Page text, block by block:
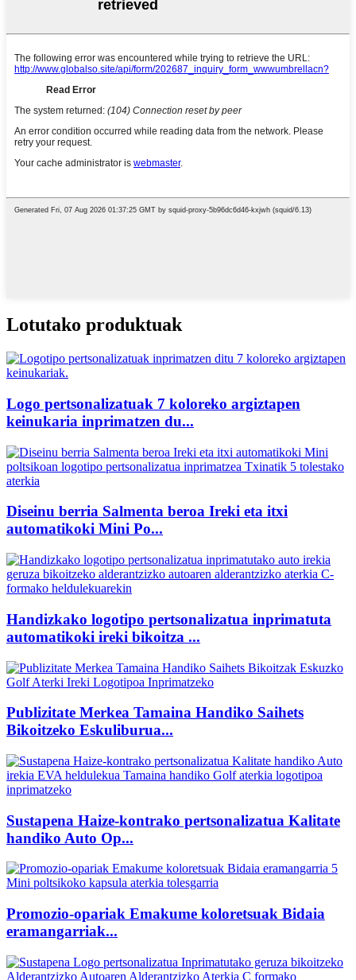
Lotutako produktuak
Logo pertsonalizatuak 7 koloreko argiztapen
keinukaria inprimatzen du...
Diseinu berria Salmenta beroa Ireki eta itxi
automatikoki Mini Po...
Handizkako logotipo pertsonalizatua inprimatuta
automatikoki ireki bikoitza ...
Publizitate Merkea Tamaina Handiko Saihets
Bikoitzeko Eskuliburua...
Sustapena Haize-kontrako pertsonalizatua Kalitate
handiko Auto Op...
Promozio-opariak Emakume koloretsuak Bidaia
eramangarriak...